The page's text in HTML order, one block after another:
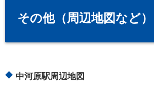
その他（周辺地図など）
中河原駅周辺地図